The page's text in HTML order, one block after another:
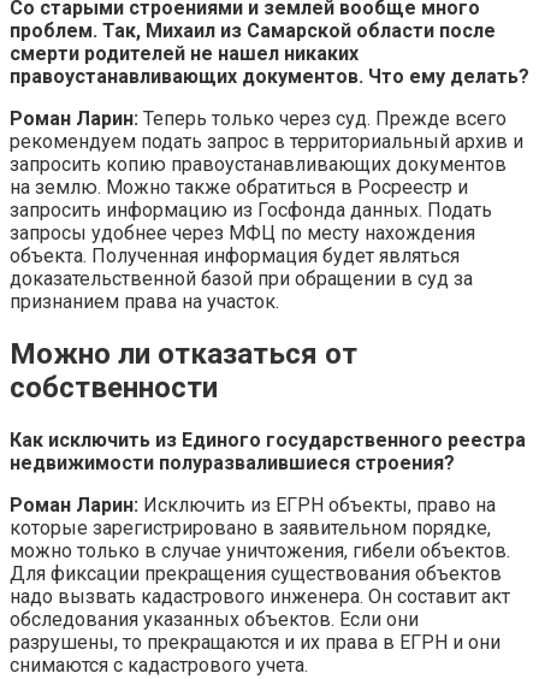
Со старыми строениями и землей вообще много
проблем. Так, Михаил из Самарской области после
смерти родителей не нашел никаких
правоустанавливающих документов. Что ему делать?
Роман Ларин: Теперь только через суд. Прежде всего
рекомендуем подать запрос в территориальный архив и
запросить копию правоустанавливающих документов
на землю. Можно также обратиться в Росреестр и
запросить информацию из Госфонда данных. Подать
запросы удобнее через МФЦ по месту нахождения
объекта. Полученная информация будет являться
доказательственной базой при обращении в суд за
признанием права на участок.
Можно ли отказаться от
собственности
Как исключить из Единого государственного реестра
недвижимости полуразвалившиеся строения?
Роман Ларин: Исключить из ЕГРН объекты, право на
которые зарегистрировано в заявительном порядке,
можно только в случае уничтожения, гибели объектов.
Для фиксации прекращения существования объектов
надо вызвать кадастрового инженера. Он составит акт
обследования указанных объектов. Если они
разрушены, то прекращаются и их права в ЕГРН и они
снимаются с кадастрового учета.